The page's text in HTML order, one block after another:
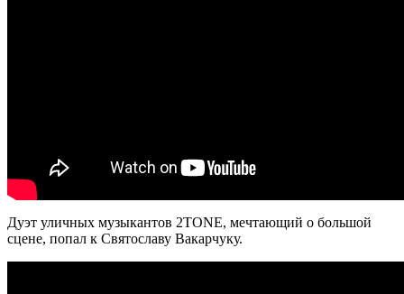
Дуэт уличных музыкантов 2TONE, мечтающий о большой
сцене, попал к Святославу Вакарчуку.